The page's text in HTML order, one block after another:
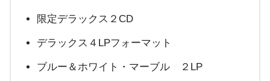
限定デラックス２CD
デラックス４LPフォーマット
ブルー＆ホワイト・マーブル ２LP